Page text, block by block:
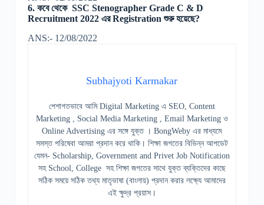
6. কবে থেকে SSC Stenographer Grade C & D
Recruitment 2022 এর Registration শুরু হয়েছে?
ANS:- 12/08/2022
Subhajyoti Karmakar
পেশাগতভাবে আমি Digital Marketing এ SEO, Content
Marketing , Social Media Marketing , Email Marketing ও
Online Advertising এর সঙ্গে যুক্ত । BongWeby এর মাধ্যমে
সমস্ত পরিষেবা আমরা প্রদান করে থাকি। শিক্ষা জগতের বিভিন্ন আপডেট
যেমন- Scholarship, Government and Privet Job Notification
সহ School, College সহ শিক্ষা জগতের সাথে যুক্ত ব্যক্তিদের কাছে
সঠিক সময়ে সঠিক তথ্য মাতৃভাষা (বাংলায়) প্রদান করার লক্ষ্যে আমাদের
এই ক্ষুদ্র প্রয়াস।